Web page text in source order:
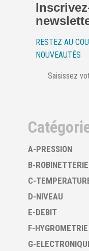
RESTEZ AU
NOUVEAUTÉS
A-PRESSION
B-
C-
D-NIVEAU
E-DEBIT
F-HYGROMETRIE
G-